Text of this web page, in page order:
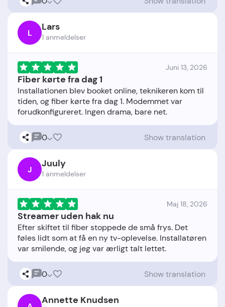
L Lars
1 anmeldelser
Juni 13, 2026
Fiber kørte fra dag 1
Installationen blev booket online, teknikeren kom til
tiden, og fiber kørte fra dag 1. Modemmet var
0 Show translation
J Juuly
1 anmeldelser
Maj 18, 2026
Streamer uden hak nu
Efter skiftet til fiber stoppede de små frys. Det
føles lidt som at få en ny tv-oplevelse. Installatøren
0 Show translation
Annette Knudsen